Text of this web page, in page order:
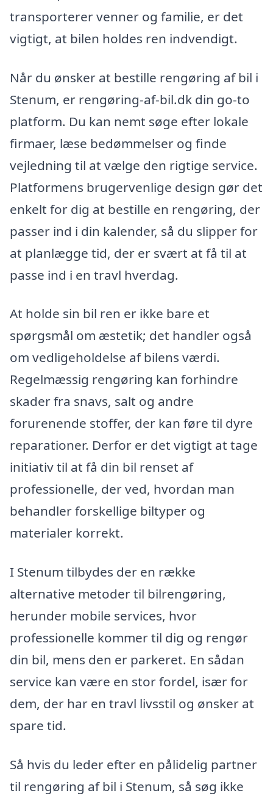
transporterer venner og familie, er det
vigtigt, at bilen holdes ren indvendigt.
Når du ønsker at bestille rengøring af bil i
Stenum, er rengøring-af-bil.dk din go-to
platform. Du kan nemt søge efter lokale
firmaer, læse bedømmelser og finde
vejledning til at vælge den rigtige service.
Platformens brugervenlige design gør det
enkelt for dig at bestille en rengøring, der
passer ind i din kalender, så du slipper for
at planlægge tid, der er svært at få til at
passe ind i en travl hverdag.
At holde sin bil ren er ikke bare et
spørgsmål om æstetik; det handler også
om vedligeholdelse af bilens værdi.
Regelmæssig rengøring kan forhindre
skader fra snavs, salt og andre
forurenende stoffer, der kan føre til dyre
reparationer. Derfor er det vigtigt at tage
initiativ til at få din bil renset af
professionelle, der ved, hvordan man
behandler forskellige biltyper og
materialer korrekt.
I Stenum tilbydes der en række
alternative metoder til bilrengøring,
herunder mobile services, hvor
professionelle kommer til dig og rengør
din bil, mens den er parkeret. En sådan
service kan være en stor fordel, især for
dem, der har en travl livsstil og ønsker at
spare tid.
Så hvis du leder efter en pålidelig partner
til rengøring af bil i Stenum, så søg ikke